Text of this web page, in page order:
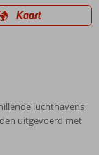
Kaart
luchthavens
uitgevoerd met